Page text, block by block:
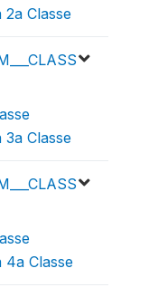
Classe
Classe
4a Classe